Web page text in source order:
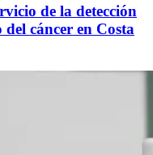
de la detección
cáncer en Costa